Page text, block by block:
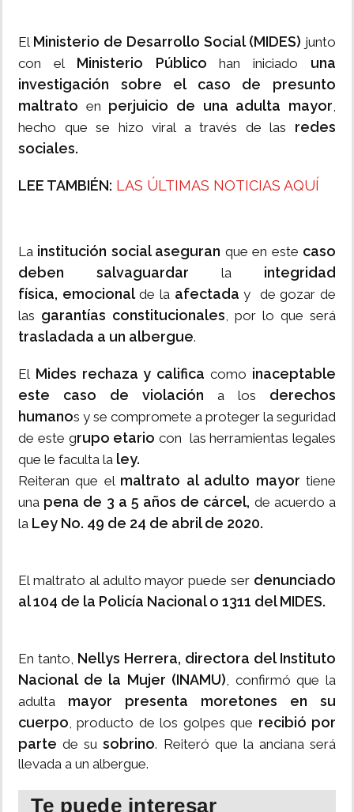
El Ministerio de Desarrollo Social (MIDES) junto
con el Ministerio Público han iniciado una
investigación sobre el caso de presunto
maltrato en perjuicio de una adulta mayor,
hecho que se hizo viral a través de las redes
sociales.
LEE TAMBIÉN: LAS ÚLTIMAS NOTICIAS AQUÍ
La institución social aseguran que en este caso
deben salvaguardar la integridad
física, emocionalde la afectada y de gozar de
las garantías constitucionales, por lo que será
trasladada a un albergue.
El Mides rechaza y califica como inaceptable
este caso de violación a los derechos
humanos y se compromete a proteger la seguridad
de este grupo etario con las herramientas legales
que le faculta la ley.
Reiteran que el maltrato al adulto mayor tiene
una pena de 3 a 5 años de cárcel, de acuerdo a
la Ley No. 49 de 24 de abril de 2020.
El maltrato al adulto mayor puede ser denunciado
al 104 de la Policía Nacional o 1311 del MIDES.
En tanto, Nellys Herrera, directora del Instituto
Nacional de la Mujer (INAMU), confirmó que la
adulta mayor presenta moretones en su
cuerpo, producto de los golpes que recibió por
parte de susobrino. Reiteró que la anciana será
llevada a un albergue.
Te puede interesar